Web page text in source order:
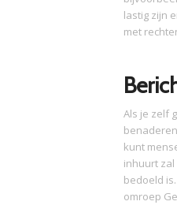
lastig zijn
met
Als je zelf
kunt
inhuurt
bedoeld
omroep